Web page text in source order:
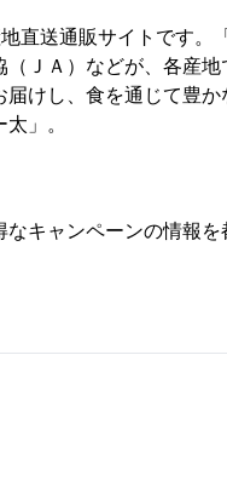
直送通販サイトです。
ＪＡ）などが、各産地
けし、食を通じて豊か
」。
キャンペーンの情報を